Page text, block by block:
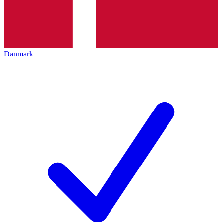
Danmark